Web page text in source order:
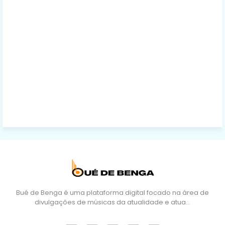
Bué de Benga é uma plataforma digital focado na área de
divulgações de músicas da atualidade e atua…